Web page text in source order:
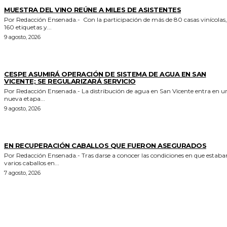
MUESTRA DEL VINO REÚNE A MILES DE ASISTENTES
Por Redacción Ensenada.- Con la participación de más de 80 casas vinícolas,
160 etiquetas y...
9 agosto, 2026
CESPE ASUMIRÁ OPERACIÓN DE SISTEMA DE AGUA EN SAN
VICENTE; SE REGULARIZARÁ SERVICIO
Por Redacción Ensenada.- La distribución de agua en San Vicente entra en una
nueva etapa...
9 agosto, 2026
EN RECUPERACIÓN CABALLOS QUE FUERON ASEGURADOS
Por Redacción Ensenada.- Tras darse a conocer las condiciones en que estaban
varios caballos en...
7 agosto, 2026